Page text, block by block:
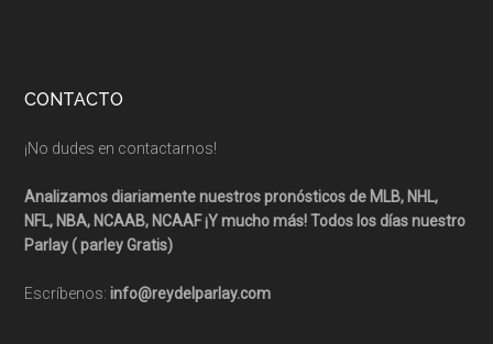
CONTACTO
¡No dudes en contactarnos!
Analizamos diariamente nuestros pronósticos de MLB, NHL,
NFL, NBA, NCAAB, NCAAF ¡Y mucho más! Todos los días nuestro
Parlay ( parley Gratis)
Escríbenos:info@reydelparlay.com